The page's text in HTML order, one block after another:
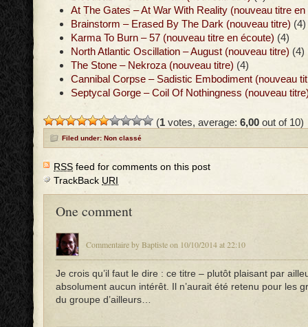
At The Gates – At War With Reality (nouveau titre
Brainstorm – Erased By The Dark (nouveau titre) (4)
Karma To Burn – 57 (nouveau titre en écoute) (4)
North Atlantic Oscillation – August (nouveau titre) (4)
The Stone – Nekroza (nouveau titre) (4)
Cannibal Corpse – Sadistic Embodiment (nouveau
Septycal Gorge – Coil Of Nothingness (nouveau
(1 votes, average: 6,00 out of 10)
Filed under: Non classé
RSS feed for comments on this post
TrackBack URI
One comment
Commentaire by Baptiste on 10/10/2014 at 22:10
Je crois qu’il faut le dire : ce titre – plutôt plaisant par
absolument aucun intérêt. Il n’aurait été retenu pour les
du groupe d’ailleurs…